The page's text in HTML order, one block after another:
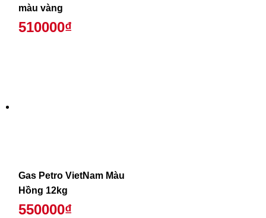
màu vàng
510000₫
Gas Petro VietNam Màu
Hồng 12kg
550000₫